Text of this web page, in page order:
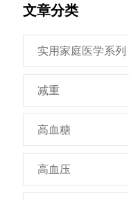
文章分类
实用家庭医学系列
减重
高血糖
高血压